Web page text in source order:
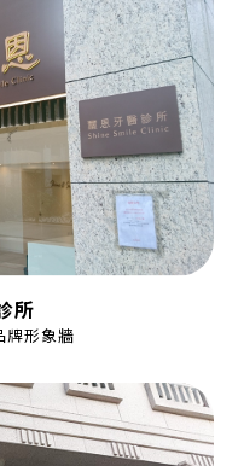
所
牌形象牆